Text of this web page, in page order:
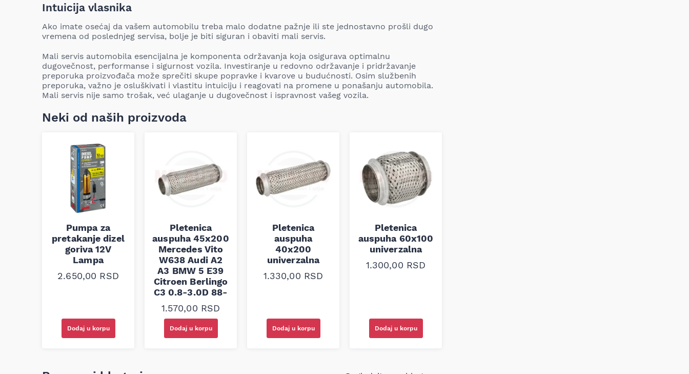
Intuicija vlasnika
Ako imate osećaj da vašem automobilu treba malo dodatne pažnje ili ste jednostavno prošli dugo
vremena od poslednjeg servisa, bolje je biti siguran i obaviti mali servis.
Mali servis automobila esencijalna je komponenta održavanja koja osigurava optimalnu
dugovečnost, performanse i sigurnost vozila. Investiranje u redovno održavanje i pridržavanje
preporuka proizvođača može sprečiti skupe popravke i kvarove u budućnosti. Osim službenih
preporuka, važno je osluškivati i vlastitu intuiciju i reagovati na promene u ponašanju automobila.
Mali servis nije samo trošak, već ulaganje u dugovečnost i ispravnost vašeg vozila.
Neki od naših proizvoda
Pumpa za
pretakanje dizel
goriva 12V
Lampa
2.650,00 RSD
Dodaj u korpu
Pletenica
auspuha 45x200
Mercedes Vito
W638 Audi A2
A3 BMW 5 E39
Citroen Berlingo
C3 0.8-3.0D 88-
1.570,00 RSD
Dodaj u korpu
Pletenica
auspuha
40x200
univerzalna
1.330,00 RSD
Dodaj u korpu
Pletenica
auspuha 60x100
univerzalna
1.300,00 RSD
Dodaj u korpu